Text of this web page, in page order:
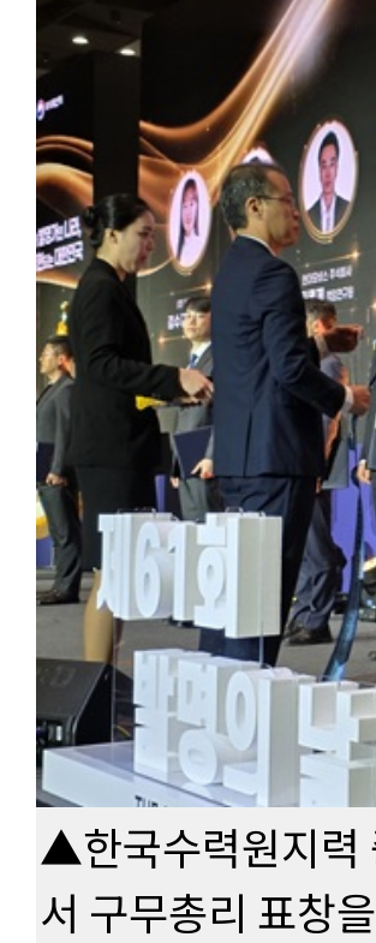
▲한국수력원지력
서 구무총리 표창